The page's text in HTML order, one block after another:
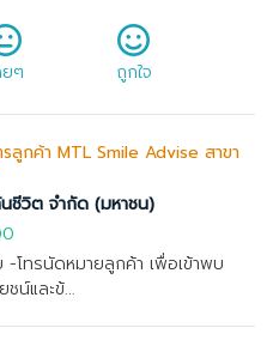
ยๆ ถูกใจ
รลูกค้า MTL Smile Advise สาขา
ชีวิต จำกัด (มหาชน)
โทรนัดหมายลูกค้า เพื่อเข้าพบ
ชน์และข้...